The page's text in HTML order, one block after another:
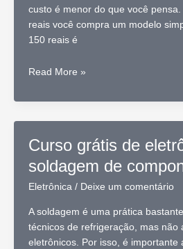
custo é menor do que você
reais você compra um modelo
150 reais é
Curso
de
o
multímetro
Read More »
Curso grátis de
soldagem de
Eletrônica / Deixe um comentário
A soldagem é uma prática
técnicos de refrigeração, mas não
eletrônicos. Por isso, é importante